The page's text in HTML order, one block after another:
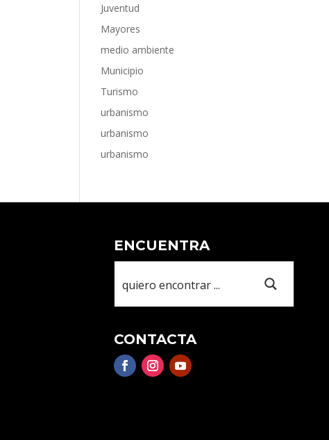
Juventud
Mayores
medio ambiente
Municipio
Turismo
urbanismo
urbanismo
urbanismo
ENCUENTRA
CONTACTA